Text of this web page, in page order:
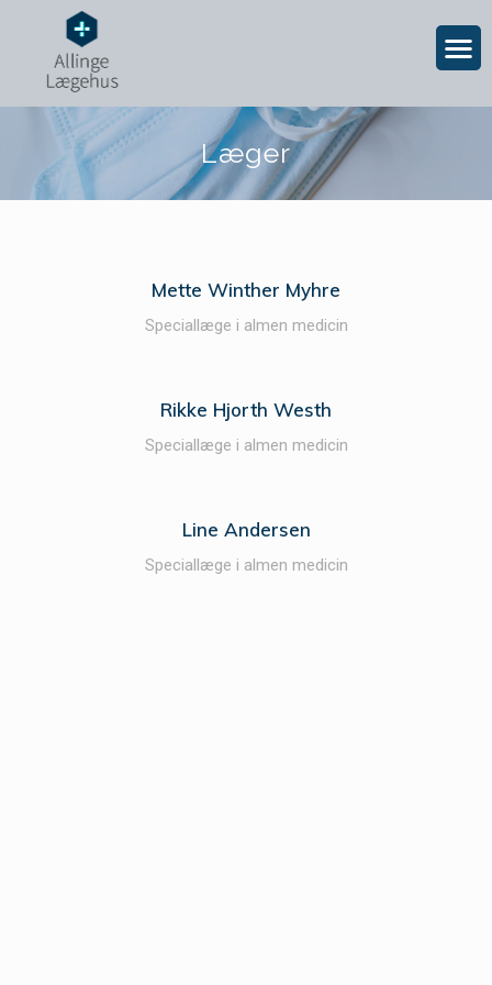
Læger
Mette Winther Myhre
Speciallæge i almen medicin
Rikke Hjorth Westh
Speciallæge i almen medicin
Line Andersen
Speciallæge i almen medicin